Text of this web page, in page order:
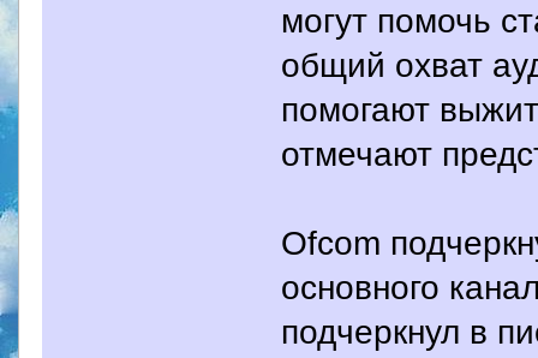
могут помочь
общий охват
помогают
отмечают
Ofcom
основного
подчеркнул в